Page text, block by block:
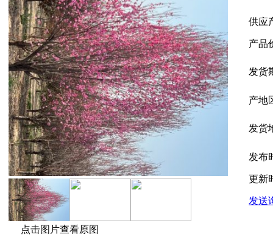
点击图片查看原图
供应
产品
发货
产地
发货
发布
更新
发送